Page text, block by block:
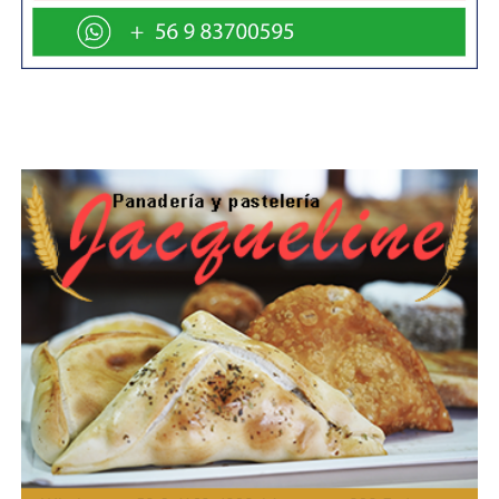
Zegers Müller, durante una visita al lugar.
«Trabaja con madera certificada bajo plan de
leña sigue siendo fundamental para
calefaccionar los hogares en Magallanes, y su
trabajo tiene un valor económico y social
enorme», precisa.
Zegers aprovechó la ocasión para destacar que
este año INDAP aumentó un 30% la cobertura
del programa de inversiones del Programa de
Desarrollo Local, Prodesal, en Magallanes. Solo
en la comuna de Punta Arenas pasó de 11 a 25
usuarios co-financiados, con una inversión
cercana a los 50 millones de pesos en este
programa. El monto regional destinado a